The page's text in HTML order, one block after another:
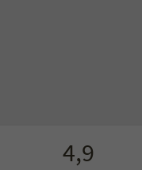
4,9